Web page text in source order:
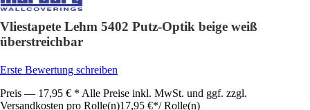
Vliestapete Lehm 5402 Putz-Optik beige weiß
überstreichbar
Erste Bewertung schreiben
Preis — 17,95 € * Alle Preise inkl. MwSt. und ggf. zzgl.
Versandkosten pro Rolle(n)17,95 €*/ Rolle(n)